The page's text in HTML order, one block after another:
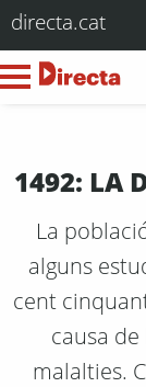
directa.cat
1492: LA
La
alguns
cent
causa
malalties.